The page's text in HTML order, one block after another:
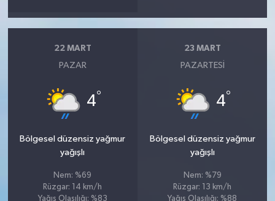
22 MART
PAZAR
4°
Bölgesel düzensiz yağmur
yağışlı
Nem: %69
Rüzgar: 14 km/h
Yağış Olasılığı: %83
23 MART
PAZARTESI
4°
Bölgesel düzensiz yağmur
yağışlı
Nem: %79
Rüzgar: 13 km/h
Yağış Olasılığı: %88